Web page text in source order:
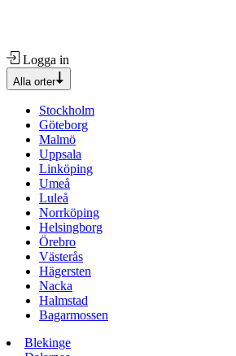
Logga in
Alla orter
Stockholm
Göteborg
Malmö
Uppsala
Linköping
Umeå
Luleå
Norrköping
Helsingborg
Örebro
Västerås
Hägersten
Nacka
Halmstad
Bagarmossen
Blekinge